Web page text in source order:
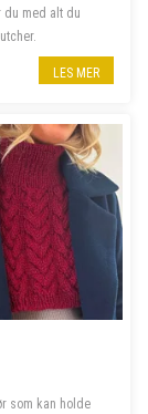
du med alt du
LES MER
som kan holde